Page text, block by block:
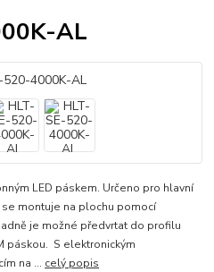
AL
LED páskem. Určeno pro hlavní
montuje na plochu pomocí
je možné předvrtat do profilu
páskou. S elektronickým
na ... celý popis